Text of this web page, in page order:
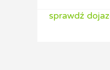
sprawdź
sprawdź